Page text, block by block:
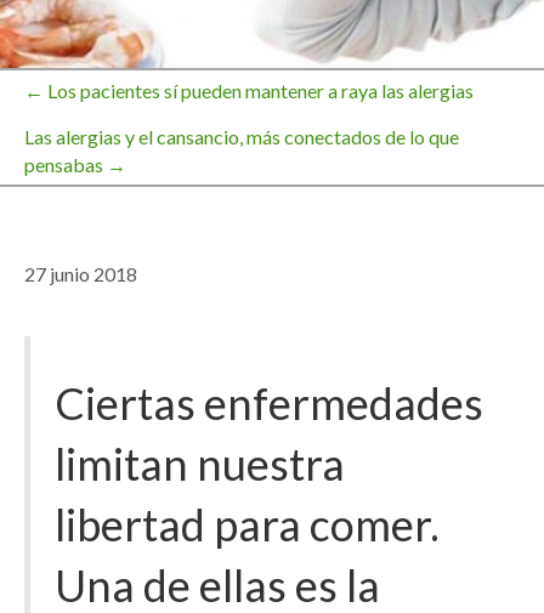
Navegación
de
entradas
← Los pacientes sí pueden mantener a raya las alergias
Las alergias y el cansancio, más conectados de lo que
pensabas →
27 junio 2018
Ciertas enfermedades
limitan nuestra
libertad para comer.
Una de ellas es la